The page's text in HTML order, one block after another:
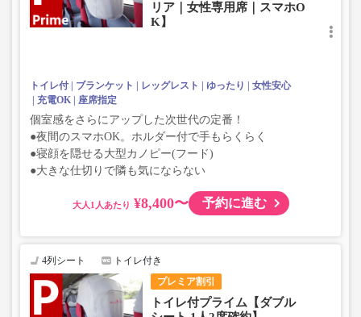
リア｜女性専用席｜スマホO
K】
トイレ付 ブランケット レッグレスト ゆったり
女性安心
充電OK
座席指定
個室感をさらにアップした次世代の定番！
●夜間のスマホOK。ホルダー付で手もらくらく
●寝顔を隠せる大型カノピー(フード)
●大きな仕切りで隣も気にならない
大人 ¥8,400〜 予約に進む
プレミア割引
4列シート トイレ付き
トイレ付プライム【ダブル